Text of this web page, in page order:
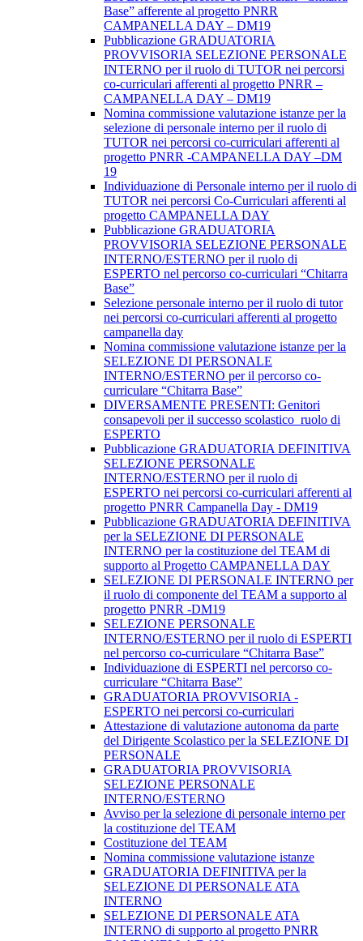
Base” afferente al progetto PNRR
CAMPANELLA DAY – DM19
Pubblicazione GRADUATORIA
PROVVISORIA SELEZIONE PERSONALE
INTERNO per il ruolo di TUTOR nei percorsi
co-curriculari afferenti al progetto PNRR –
CAMPANELLA DAY – DM19
Nomina commissione valutazione istanze per la
selezione di personale interno per il ruolo di
TUTOR nei percorsi co-curriculari afferenti al
progetto PNRR -CAMPANELLA DAY –DM
19
Individuazione di Personale interno per il ruolo di
TUTOR nei percorsi Co-Curriculari afferenti al
progetto CAMPANELLA DAY
Pubblicazione GRADUATORIA
PROVVISORIA SELEZIONE PERSONALE
INTERNO/ESTERNO per il ruolo di
ESPERTO nel percorso co-curriculari “Chitarra
Base”
Selezione personale interno per il ruolo di tutor
nei percorsi co-curriculari afferenti al progetto
campanella day
Nomina commissione valutazione istanze per la
SELEZIONE DI PERSONALE
INTERNO/ESTERNO per il percorso co-
curriculare “Chitarra Base”
DIVERSAMENTE PRESENTI: Genitori
consapevoli per il successo scolastico_ruolo di
ESPERTO
Pubblicazione GRADUATORIA DEFINITIVA
SELEZIONE PERSONALE
INTERNO/ESTERNO per il ruolo di
ESPERTO nei percorsi co-curriculari afferenti al
progetto PNRR Campanella Day - DM19
Pubblicazione GRADUATORIA DEFINITIVA
per la SELEZIONE DI PERSONALE
INTERNO per la costituzione del TEAM di
supporto al Progetto CAMPANELLA DAY
SELEZIONE DI PERSONALE INTERNO per
il ruolo di componente del TEAM a supporto al
progetto PNRR -DM19
SELEZIONE PERSONALE
INTERNO/ESTERNO per il ruolo di ESPERTI
nel percorso co-curriculare “Chitarra Base”
Individuazione di ESPERTI nel percorso co-
curriculare “Chitarra Base”
GRADUATORIA PROVVISORIA -
ESPERTO nei percorsi co-curriculari
Attestazione di valutazione autonoma da parte
del Dirigente Scolastico per la SELEZIONE DI
PERSONALE
GRADUATORIA PROVVISORIA
SELEZIONE PERSONALE
INTERNO/ESTERNO
Avviso per la selezione di personale interno per
la costituzione del TEAM
Costituzione del TEAM
Nomina commissione valutazione istanze
GRADUATORIA DEFINITIVA per la
SELEZIONE DI PERSONALE ATA
INTERNO
SELEZIONE DI PERSONALE ATA
INTERNO di supporto al progetto PNRR